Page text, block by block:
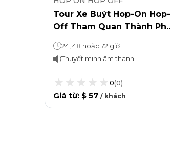
Tour Xe Buýt Hop-On Hop-
Off Tham Quan Thành Phố
24, 48 hoặc 72 giờ
Thuyết minh âm thanh
0(0)
Giá từ: $ 57 / khách